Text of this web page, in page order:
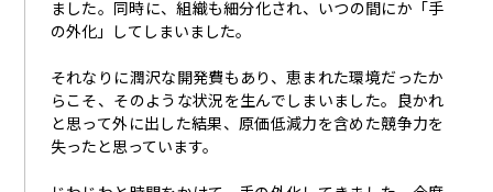
ました。同時に、組織も細分化され、いつの間にか「手
の外化」してしまいました。
それなりに潤沢な開発費もあり、恵まれた環境だったか
らこそ、そのような状況を生んでしまいました。良かれ
と思って外に出した結果、原価低減力を含めた競争力を
失ったと思っています。